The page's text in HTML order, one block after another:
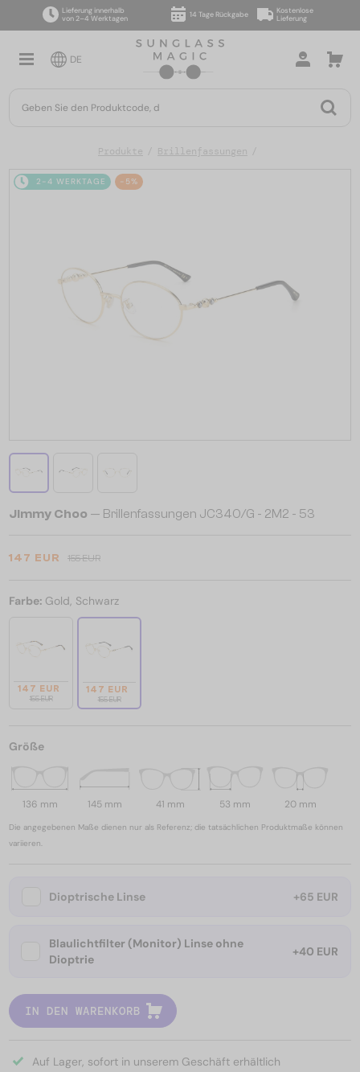
Lieferung innerhalb
von 2–4 Werktagen
14 Tage Rückgabe
Kostenlose
Lieferung
DE
Produkte Brillenfassungen
2-4 WERKTAGE -5%
Jimmy Choo — Brillenfassungen JC340/G - 2M2 - 53
147 EUR 155 EUR
Farbe: Gold, Schwarz
147 EUR
155 EUR
147 EUR
155 EUR
Größe
136 mm 145 mm 41 mm 53 mm 20 mm
Die angegebenen Maße dienen nur als Referenz; die tatsächlichen Produktmaße können
variieren.
Dioptrische Linse +65 EUR
Blaulichtfilter (Monitor) Linse ohne
Dioptrie
+40 EUR
IN DEN WARENKORB
Auf Lager, sofort in unserem Geschäft erhältlich